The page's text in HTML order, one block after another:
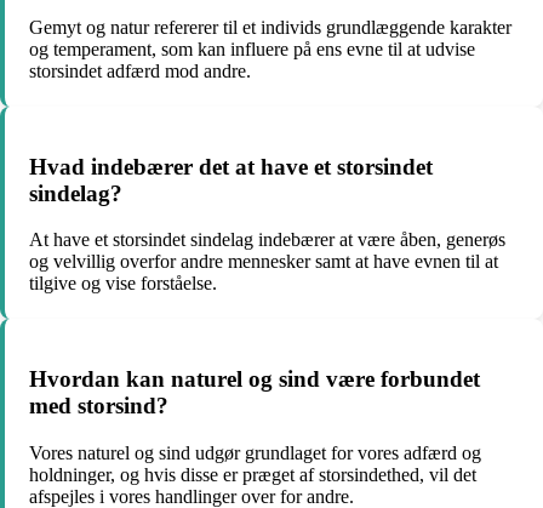
Gemyt og natur refererer til et individs grundlæggende karakter
og temperament, som kan influere på ens evne til at udvise
storsindet adfærd mod andre.
Hvad indebærer det at have et storsindet
sindelag?
At have et storsindet sindelag indebærer at være åben, generøs
og velvillig overfor andre mennesker samt at have evnen til at
tilgive og vise forståelse.
Hvordan kan naturel og sind være forbundet
med storsind?
Vores naturel og sind udgør grundlaget for vores adfærd og
holdninger, og hvis disse er præget af storsindethed, vil det
afspejles i vores handlinger over for andre.